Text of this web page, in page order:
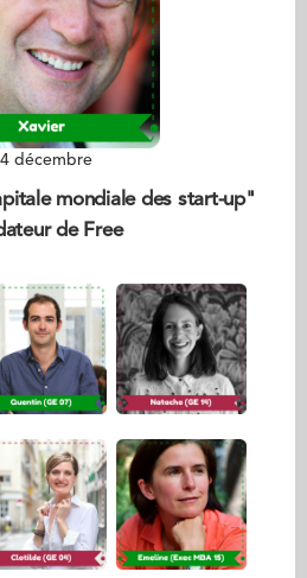
décembre
mondiale des start-up"
de Free